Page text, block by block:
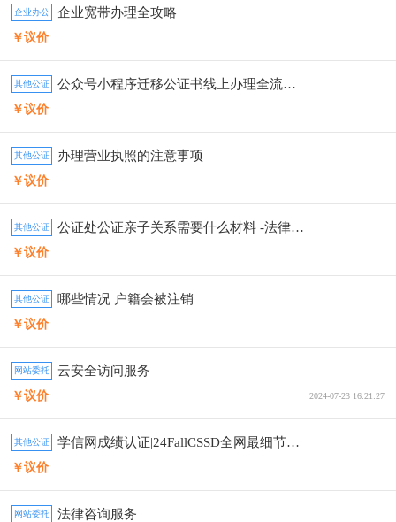
企业办公 企业宽带办理全攻略
￥议价
其他公证 公众号小程序迁移公证书线上办理全流程详解
￥议价
其他公证 办理营业执照的注意事项
￥议价
其他公证 公证处公证亲子关系需要什么材料 -法律知识
￥议价
其他公证 哪些情况 户籍会被注销
￥议价
网站委托 云安全访问服务
￥议价 2024-07-23 16:21:27
其他公证 学信网成绩认证|24FallCSSD全网最细节教程
￥议价
网站委托 法律咨询服务